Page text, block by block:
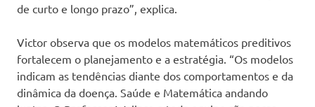
de curto e longo prazo”, explica.
Victor observa que os modelos matemáticos preditivos
fortalecem o planejamento e a estratégia. “Os modelos
indicam as tendências diante dos comportamentos e da
dinâmica da doença. Saúde e Matemática andando